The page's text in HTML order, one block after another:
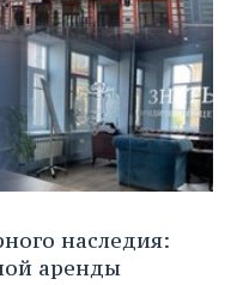
наследия:
аренды